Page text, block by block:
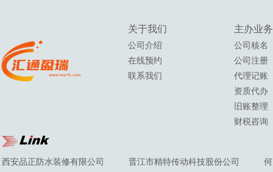
关于我们
公司介绍
在线预约
联系我们
主办业务
公司核名
公司注册
代理记账
资质代办
旧账整理
财税咨询
西安品正防水装修有限公司 晋江市精特传动科技股份公司